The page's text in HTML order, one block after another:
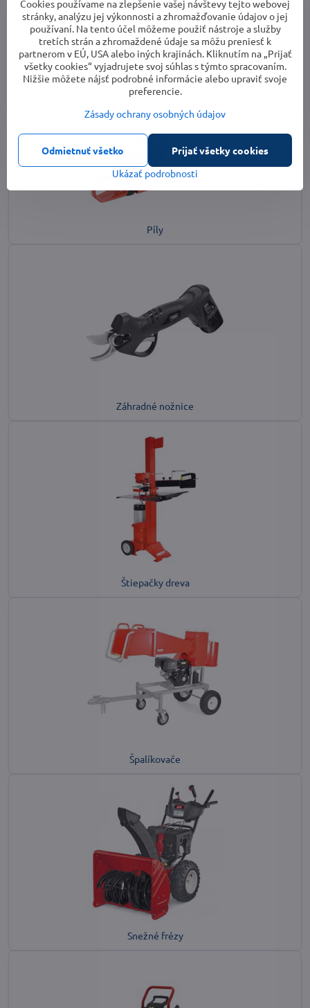
Píly
Záhradné nožnice
Štiepačky dreva
Špalíkovače
Snežné frézy
Cookies používame na zlepšenie vašej návštevy tejto webovej
stránky, analýzu jej výkonnosti a zhromažďovanie údajov o jej
používaní. Na tento účel môžeme použiť nástroje a služby
tretích strán a zhromaždené údaje sa môžu preniesť k
partnerom v EÚ, USA alebo iných krajinách. Kliknutím na „Prijať
všetky cookies“ vyjadrujete svoj súhlas s týmto spracovaním.
Nižšie môžete nájsť podrobné informácie alebo upraviť svoje
preferencie.
Zásady ochrany osobných údajov
Ukázať podrobnosti
Prijať všetky cookies
Odmietnuť všetko